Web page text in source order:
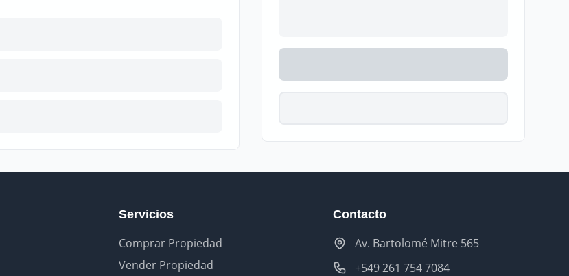
Servicios
Comprar Propiedad
Vender Propiedad
Contacto
Av. Bartolomé Mitre 565
+549 261 754 7084